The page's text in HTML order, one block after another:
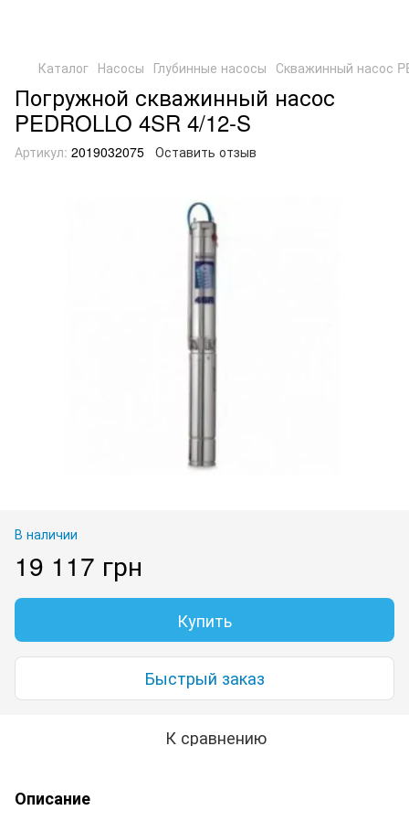
Каталог Насосы Глубинные насосы Скважинный насос
Погружной скважинный насос
PEDROLLO 4SR 4/12-S
Артикул: 2019032075 Оставить отзыв
В наличии
19 117 грн
Купить
Быстрый заказ
К сравнению
Описание